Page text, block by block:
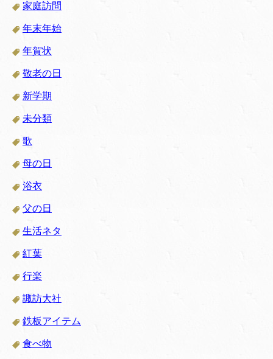
家庭訪問
年末年始
年賀状
敬老の日
新学期
未分類
歌
母の日
浴衣
父の日
生活ネタ
紅葉
行楽
諏訪大社
鉄板アイテム
食べ物